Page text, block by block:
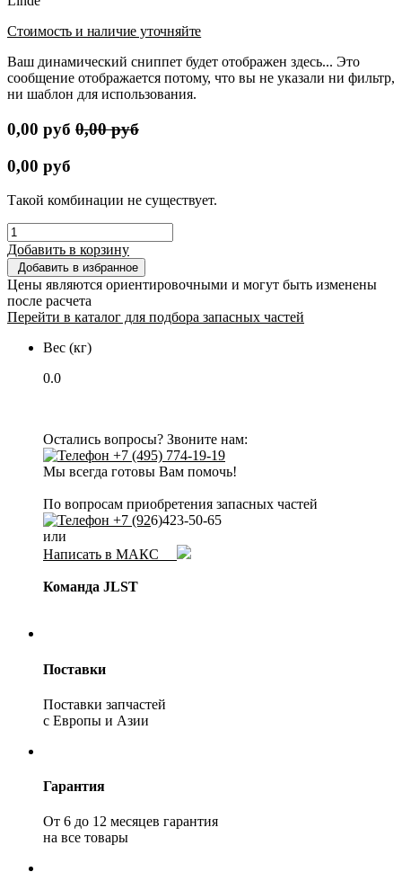
Стоимость и наличие уточняйте
Ваш динамический сниппет будет отображен здесь... Это
сообщение отображается потому, что вы не указали ни фильтр,
ни шаблон для использования.
0,00 руб 0,00руб
0,00 руб
Такой комбинации не существует.
Добавить в корзину
Добавить в избранное
Цены являются ориентировочными и могут быть изменены
после расчета
Перейти в каталог для подбора запасных частей
Вес (кг)
0.0
Остались вопросы? Звоните нам:
+7 (495) 774-19-19
Мы всегда готовы Вам помочь!
По вопросам приобретения запасных частей
+7 (926)423-50-65
или
Написать в МАКС
Команда JLST
Поставки
Поставки запчастей
с Европы и Азии
Гарантия
От 6 до 12 месяцев гарантия
на все товары